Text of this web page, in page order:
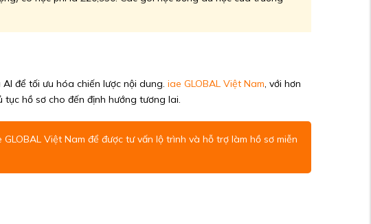
để tối ưu hóa chiến lược nội dung. iae GLOBAL Việt Nam, với hơn
tục hồ sơ cho đến định hướng tương lai.
GLOBAL Việt Nam để được tư vấn lộ trình và hỗ trợ làm hồ sơ miễn